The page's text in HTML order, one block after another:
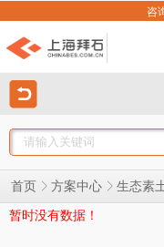
咨
首页 方案中心
生态素
暂时没有数据！